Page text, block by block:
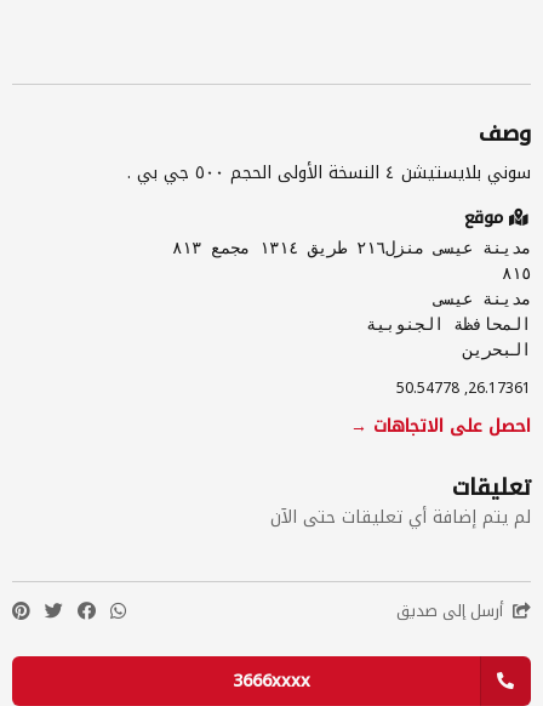
وصف
سوني بلايستيشن ٤ النسخة الأولى الحجم ٥٠٠ جي بي .
موقع
مدينة عيسى منزل٢١٦ طريق ١٣١٤ مجمع ٨١٣
٨١٥
مدينة عيسى
المحافظة الجنوبية
‏البحرين
26.17361, 50.54778
احصل على الاتجاهات →
تعليقات
لم يتم إضافة أي تعليقات حتى الآن
أرسل إلى صديق
3666xxxx